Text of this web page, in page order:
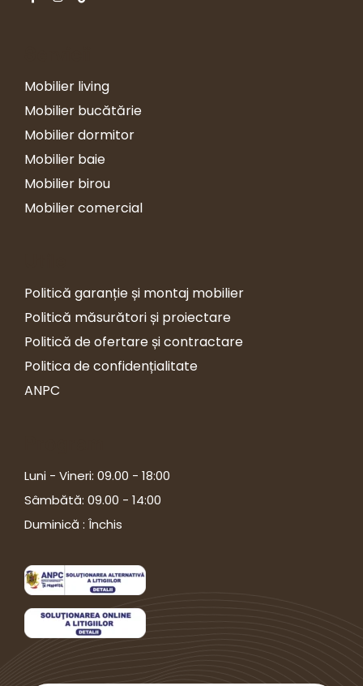
Mobilier living
Mobilier bucătărie
Mobilier dormitor
Mobilier baie
Mobilier birou
Mobilier comercial
Politică garanție și montaj mobilier
Politică măsurători și proiectare
Politică de ofertare și contractare
Politica de confidențialitate
ANPC
Luni - Vineri: 09.00 - 18:00
Sâmbătă: 09.00 - 14:00
Duminică : Închis